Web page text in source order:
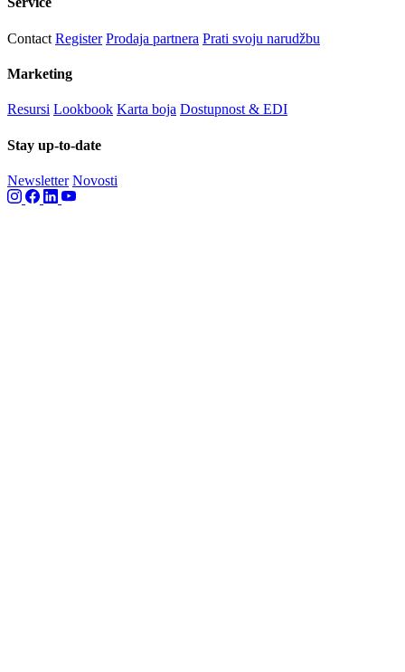
Contact Register Prodaja partnera Prati svoju narudžbu
Marketing
Resursi Lookbook Karta boja Dostupnost & EDI
Stay up-to-date
Newsletter Novosti